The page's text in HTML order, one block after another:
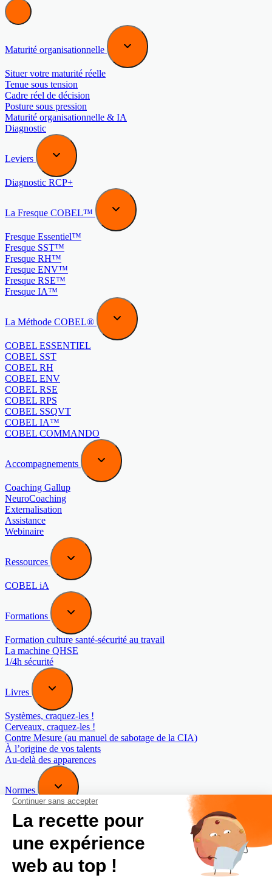
Maturité organisationnelle
Situer votre maturité réelle
Tenue sous tension
Cadre réel de décision
Posture sous pression
Maturité organisationnelle & IA
Diagnostic
Leviers
Diagnostic RCP+
La Fresque COBEL™
Fresque Essentiel™
Fresque SST™
Fresque RH™
Fresque ENV™
Fresque RSE™
Fresque IA™
La Méthode COBEL®
COBEL ESSENTIEL
COBEL SST
COBEL RH
COBEL ENV
COBEL RSE
COBEL RPS
COBEL SSQVT
COBEL IA™
COBEL COMMANDO
Accompagnements
Coaching Gallup
NeuroCoaching
Externalisation
Assistance
Webinaire
Ressources
COBEL iA
Formations
Formation culture santé-sécurité au travail
La machine QHSE
1/4h sécurité
Livres
Systèmes, craquez-les !
Cerveaux, craquez-les !
Contre Mesure (au manuel de sabotage de la CIA)
À l’origine de vos talents
Au-delà des apparences
Normes
Norme COBEL 40442 : Management du bon sens
Norme COBEL 40443 : Management de la Maturité
Blog
Newsletter